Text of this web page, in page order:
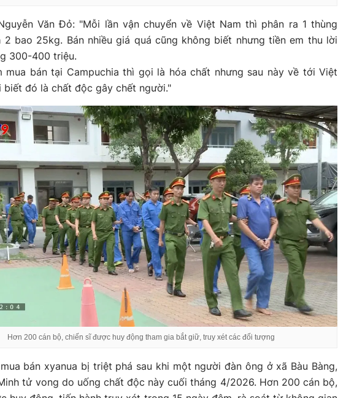
Văn Đỏ: "Mỗi lần vận chuyển về Việt Nam thì phân ra 1 thùng
2 bao 25kg. Bán nhiều giá quá cũng không biết nhưng tiền em thu lời
300-400 triệu.
mua bán tại Campuchia thì gọi là hóa chất nhưng sau này về tới Việt
biết đó là chất độc gây chết người."
Hơn 200 cán bộ, chiến sĩ được huy động tham gia bắt giữ, truy xét các đối tượng
bán xyanua bị triệt phá sau khi một người đàn ông ở xã Bàu Bàng,
tử vong do uống chất độc này cuối tháng 4/2026. Hơn 200 cán bộ,